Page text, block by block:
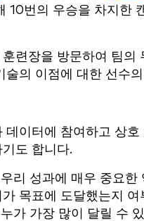
10번의 우승을 차지한
련장을 방문하여 팀의
술의 이점에 대한 선수
데이터에 참여하고 상
도 합니다.
리 성과에 매우 중요한
목표에 도달했는지
가 가장 많이 달릴 수